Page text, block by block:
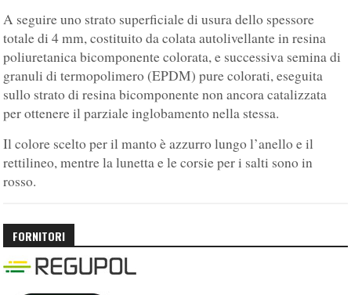
A seguire uno strato superficiale di usura dello spessore
totale di 4 mm, costituito da colata autolivellante in resina
poliuretanica bicomponente colorata, e successiva semina di
granuli di termopolimero (EPDM) pure colorati, eseguita
sullo strato di resina bicomponente non ancora catalizzata
per ottenere il parziale inglobamento nella stessa.
Il colore scelto per il manto è azzurro lungo l’anello e il
rettilineo, mentre la lunetta e le corsie per i salti sono in
rosso.
FORNITORI